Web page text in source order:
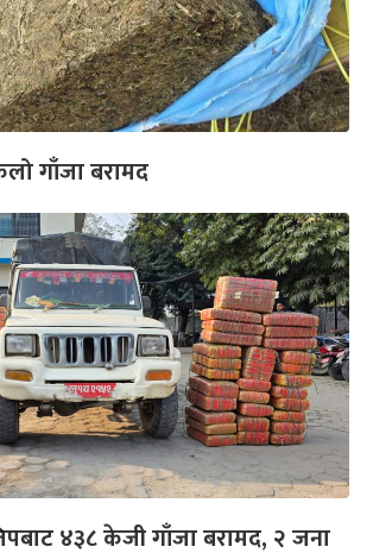
गाँजा बरामद
४३८ केजी गाँजा बरामद, २ जना